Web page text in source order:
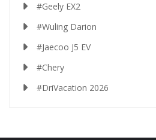
#Geely EX2
#Wuling Darion
#Jaecoo J5 EV
#Chery
#DriVacation 2026